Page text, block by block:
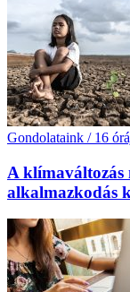
Gondolataink / 16
A klímaváltozás
alkalmazkodás